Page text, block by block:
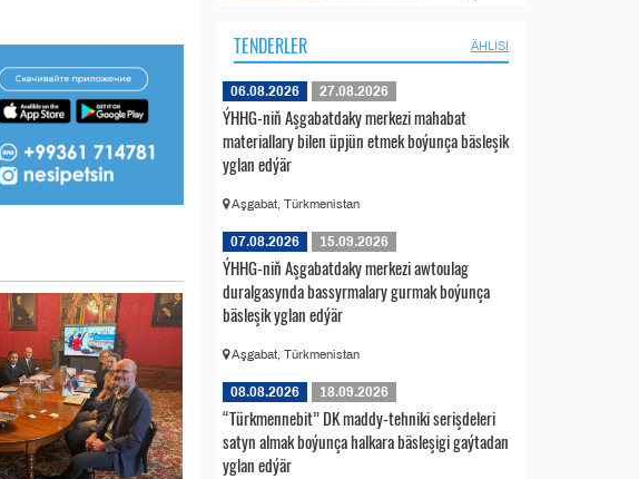
TENDERLER ÄHLISI
06.08.2026 27.08.2026
ÝHHG-niň Aşgabatdaky merkezi mahabat
materiallary bilen üpjün etmek boýunça bäsleşik
yglan edýär
Aşgabat, Türkmenistan
07.08.2026 15.09.2026
ÝHHG-niň Aşgabatdaky merkezi awtoulag
duralgasynda bassyrmalary gurmak boýunça
bäsleşik yglan edýär
Aşgabat, Türkmenistan
08.08.2026 18.09.2026
“Türkmennebit” DK maddy-tehniki serişdeleri
satyn almak boýunça halkara bäsleşigi gaýtadan
yglan edýär